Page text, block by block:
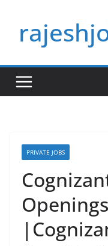
content
PRIVATE JOBS